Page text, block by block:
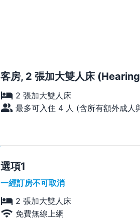
客房, 2 張加大雙人床
2 張加大雙人床
最多可入住 4 人 (含所有額外成人
選項
一經訂房不可取消
2 張加大雙人床
免費無線上網